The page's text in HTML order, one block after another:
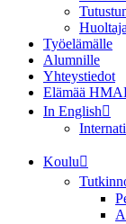
Työelämälle
Alumnille
Yhteystiedot
Elämää
In English
Koulu